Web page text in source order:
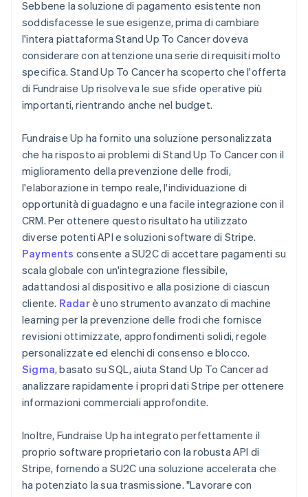
Sebbene la soluzione di pagamento esistente non
soddisfacesse le sue esigenze, prima di cambiare
l'intera piattaforma Stand Up To Cancer doveva
considerare con attenzione una serie di requisiti molto
specifica. Stand Up To Cancer ha scoperto che l'offerta
di Fundraise Up risolveva le sue sfide operative più
importanti, rientrando anche nel budget.
Fundraise Up ha fornito una soluzione personalizzata
che ha risposto ai problemi di Stand Up To Cancer con il
miglioramento della prevenzione delle frodi,
l'elaborazione in tempo reale, l'individuazione di
opportunità di guadagno e una facile integrazione con il
CRM. Per ottenere questo risultato ha utilizzato
diverse potenti API e soluzioni software di Stripe.
Payments consente a SU2C di accettare pagamenti su
scala globale con un'integrazione flessibile,
adattandosi al dispositivo e alla posizione di ciascun
cliente. Radarè uno strumento avanzato di machine
learning per la prevenzione delle frodi che fornisce
revisioni ottimizzate, approfondimenti solidi, regole
personalizzate ed elenchi di consenso e blocco.
Sigma, basato su SQL, aiuta Stand Up To Cancer ad
analizzare rapidamente i propri dati Stripe per ottenere
informazioni commerciali approfondite.
Inoltre, Fundraise Up ha integrato perfettamente il
proprio software proprietario con la robusta API di
Stripe, fornendo a SU2C una soluzione accelerata che
ha potenziato la sua trasmissione. "Lavorare con